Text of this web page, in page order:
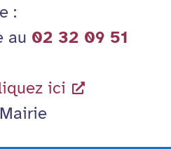
:
au 02 32 09 51
ici
Mairie